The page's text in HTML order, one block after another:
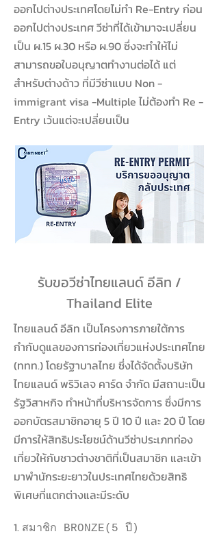
ออกไปต่างประเทศโดยไม่ทำ Re-Entry ก่อน
ออกไปต่างประเทศ วีซ่าที่ได้เข้ามาจะเปลี่ยน
เป็น ผ.15 ผ.30 หรือ ผ.90 ซึ่งจะทำให้ไม่
สามารถขอใบอนุญาตทำงานต่อได้ แต่
สำหรับต่างด้าว ที่มีวีซ่าแบบ Non -
immigrant visa -Multiple ไม่ต้องทำ Re -
Entry เว้นแต่จะเปลี่ยนเป็น
รับขอวีซ่าไทยแลนด์ อีลิท /
Thailand Elite
ไทยแลนด์ อีลิท เป็นโครงการภายใต้การ
กำกับดูแลของการท่องเที่ยวแห่งประเทศไทย
(ททท.) โดยรัฐาบาลไทย ซึ่งได้จัดตั้งบริษัท
ไทยแลนด์ พริวิเลจ คาร์ด จำกัด มีสถานะเป็น
รัฐวิสาหกิจ ทำหน้าที่บริหารจัดการ ซึ่งมีการ
ออกบัตรสมาชิกอายุ 5 ปี 10 ปี และ 20 ปี โดย
มีการให้สิทธิประโยชน์ด้านวีซ่าประเภทท่อง
เที่ยวให้กับชาวต่างชาติที่เป็นสมาชิก และเข้า
มาพำนักระยะยาวในประเทศไทยด้วยสิทธิ
พิเศษที่แตกต่างและมีระดับ
1. สมาชิก BRONZE(5 ปี)